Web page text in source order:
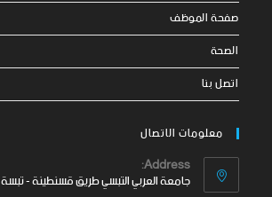
صفحة الموظف
الصحة
اتصل بنا
معلومات الاتصال
Address:
جامعة العربي التبسي طريق قسنطينة - تبسة